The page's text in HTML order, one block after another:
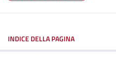
INDICE DELLA PAGINA